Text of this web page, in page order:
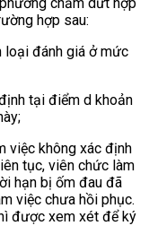
hợp sau:
loại đánh giá ở mức
tại điểm d khoản
việc không xác định
tục, viên chức làm
hạn bị ốm đau đã
việc chưa hồi phục.
được xem xét để ký